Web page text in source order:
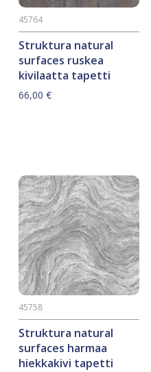
Struktura natural
surfaces ruskea
kivilaatta tapetti
45764
66,00 €
Struktura natural
surfaces harmaa
hiekkakivi tapetti
45758